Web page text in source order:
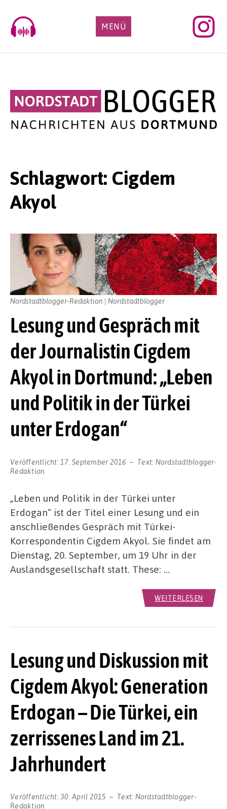
content
MENÜ
Schlagwort: Cigdem
Akyol
Lesung und Gespräch mit
der Journalistin Cigdem
Akyol in Dortmund: „Leben
und Politik in der Türkei
unter Erdogan“
Veröffentlicht: 17. September 2016 Text: Nordstadtblogger-
Redaktion
Nordstadtblogger-Redaktion | Nordstadtblogger
„Leben und Politik in der Türkei unter
Erdogan“ ist der Titel einer Lesung und ein
anschließendes Gespräch mit Türkei-
Korrespondentin Cigdem Akyol. Sie findet am
Dienstag, 20. September, um 19 Uhr in der
Auslandsgesellschaft statt. These: …
WEITERLESEN
Lesung und Diskussion mit
Cigdem Akyol: Generation
Erdogan – Die Türkei, ein
zerrissenes Land im 21.
Jahrhundert
Veröffentlicht:30. April 2015 Text: Nordstadtblogger-
Redaktion